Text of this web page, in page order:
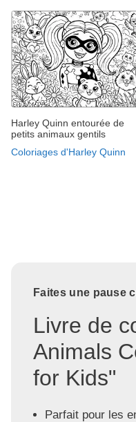
Harley Quinn entourée de
petits animaux gentils
Coloriages d'Harley Quinn
Faites une pause
Livre de
Animals
for Kids"
Parfait pour les